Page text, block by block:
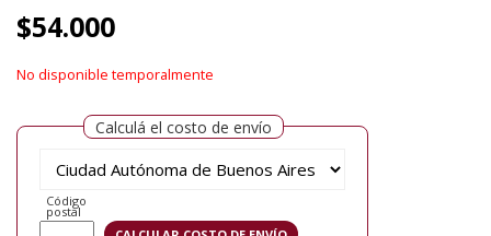
$54.000
No disponible temporalmente
Calculá el costo de envío
Código
postal